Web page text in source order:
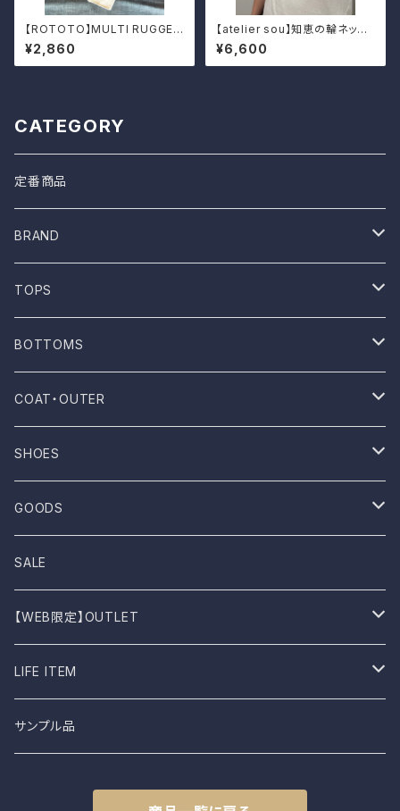
【ROTOTO】MULTI RUGGER
PATTERN CREW
¥2,860
【atelier sou】知恵の輪ネック
レス
¥6,600
CATEGORY
定番商品
BRAND
ONE WASH
Mau
NOVESTA
ROTOTO
UES
Dansko
BIRKEN STOCK
shimaai
NAPRON
TOPS
T-shirt
Shirt
No sleeve
One-piece
Parkar
Knit
Sweatshirt
Vest
BOTTOMS
Pants
Skirts
COAT・OUTER
Coat
Outer
Jacket
SHOES
Sneakers
Sandal
Boots
GOODS
Bag
Stall
Socks
Cap
SALE
【WEB限定】OUTLET
B品
LIFE ITEM
食器
サンプル品